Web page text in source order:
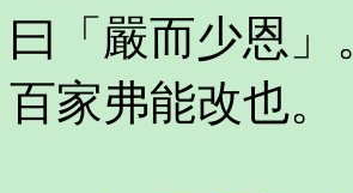
曰「嚴而少恩
百家弗能改也。